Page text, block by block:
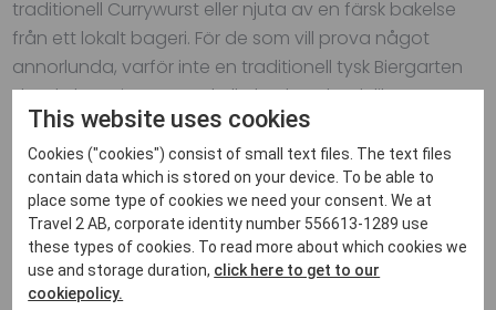
traditionell Currywurst eller njuta av en färsk bakelse
från ett lokalt bageri. För de som vill prova något
annorlunda, varför inte en traditionell tysk Biergarten
där du kan njuta av en kall öl och tyska delikatesser?
Utflykt till Potsdam
Bara en kort tågresa bort ligger den pittoreska staden
Potsdam med sina slott och trädgårdar. Slottet
Sanssouci är ett måste för alla som älskar arkitektur
och historia. Medan du är där, ta en promenad
This website uses cookies
Cookies ("cookies") consist of small text files. The text files
contain data which is stored on your device. To be able to
place some type of cookies we need your consent. We at
Travel 2 AB, corporate identity number 556613-1289 use
these types of cookies. To read more about which cookies we
use and storage duration, click here to get to our
cookiepolicy.